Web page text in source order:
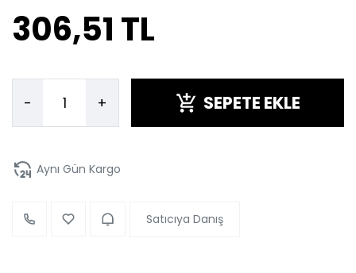
306,51 TL
- + SEPETE EKLE
Aynı Gün Kargo
Satıcıya Danış